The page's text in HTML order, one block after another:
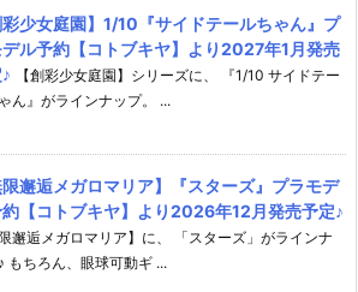
彩少女庭園】1/10『サイドテールちゃん』プ
デル予約【コトブキヤ】より2027年1月発売
【創彩少女庭園】シリーズに、 『1/10 サイドテー
ん』がラインナップ。 ...
限邂逅メガロマリア】『スターズ』プラモデ
約【コトブキヤ】より2026年12月発売予定♪
限邂逅メガロマリア】に、 「スターズ」がラインナ
もちろん、眼球可動ギ ...